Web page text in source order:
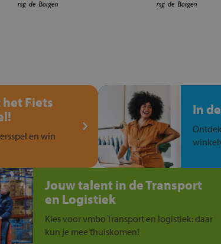
Fiets
en win
In
Jouw talent in de Transport
en Logistiek
Kies voor vmbo Transport en logistiek: daar
kun je mee thuiskomen!